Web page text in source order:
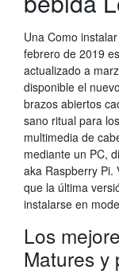
Una Como
febrero de 2019
actualizado a
disponible el
brazos abiertos
sano ritual para
multimedia de
mediante un PC,
aka Raspberry Pi.
que la última
instalarse en
Los
Matures y